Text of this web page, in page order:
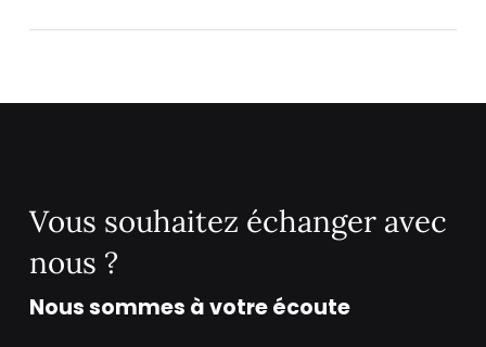
Vous souhaitez échanger avec
nous ?
Nous sommes à votre écoute